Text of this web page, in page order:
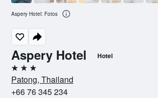
Aspery Hotel Hotel
3 Sterne
Patong, Thailand
+66 76 345 234
Aspery Hotel: Fotos